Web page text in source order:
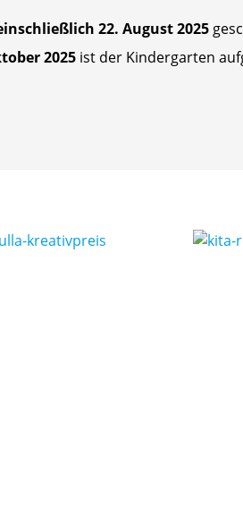
22. August 2025
2025 ist der Kindergarten